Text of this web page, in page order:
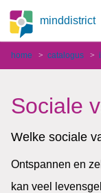
minddistrict
home catalogus
Sociale
Welke sociale
Ontspannen en
kan veel